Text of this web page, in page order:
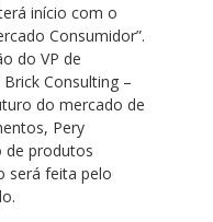
início com o
Consumidor”.
do VP de
Consulting –
do mercado de
Pery
de produtos
será feita pelo